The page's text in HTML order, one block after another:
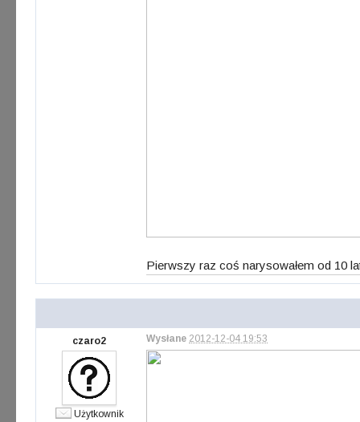
Pierwszy raz coś narysowałem od 10
czaro2
Użytkownik
Wysłane 2012-12-04 19:53